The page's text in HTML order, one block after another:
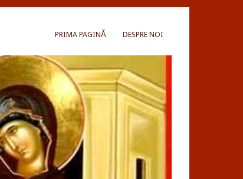
PRIMA PAGINĂ DESPRE NOI